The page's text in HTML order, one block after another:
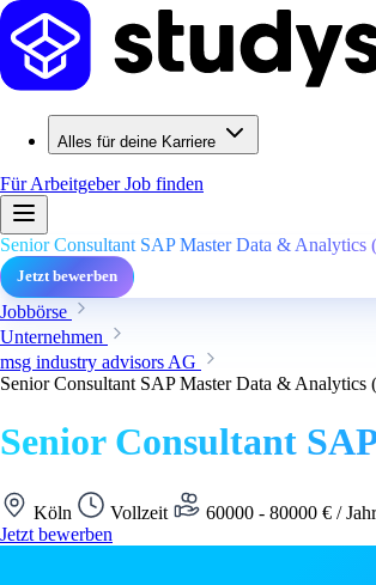
Alles für deine Karriere
Für ArbeitgeberJob finden
Senior Consultant SAP Master Data & Analytics
Jetzt bewerben
Jobbörse
Unternehmen
msg industry advisors AG
Senior Consultant SAP Master Data & Analytics
Senior Consultant
Köln Vollzeit 60000 - 80000 € /
Jetzt bewerben